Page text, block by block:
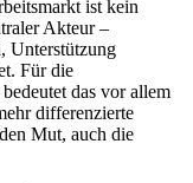
ist kein
Akteur –
Unterstützung
Für die
das vor allem
differenzierte
Mut, auch die